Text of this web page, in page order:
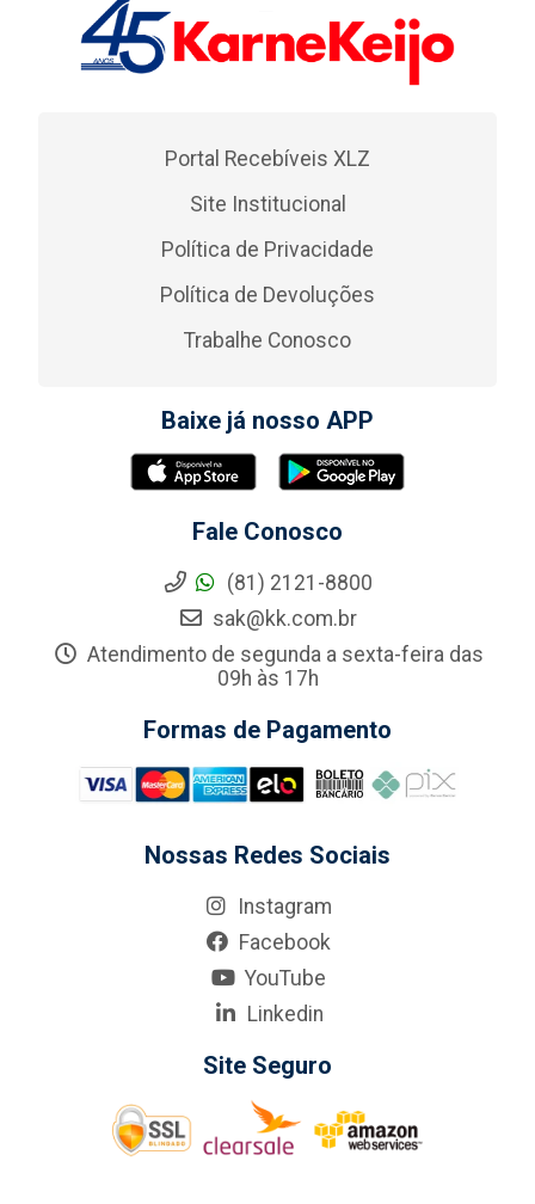
Portal Recebíveis XLZ
Site Institucional
Política de Privacidade
Política de Devoluções
Trabalhe Conosco
Baixe já nosso APP
Fale Conosco
(81) 2121-8800
sak@kk.com.br
Atendimento de segunda a sexta-feira das
09h às 17h
Formas de Pagamento
Nossas Redes Sociais
Instagram
Facebook
YouTube
Linkedin
Site Seguro